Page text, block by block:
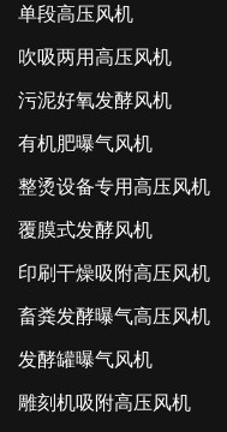
单段高压风机
吹吸两用高压风机
污泥好氧发酵风机
有机肥曝气风机
整烫设备专用高压风机
覆膜式发酵风机
印刷干燥吸附高压风机
畜粪发酵曝气高压风机
发酵罐曝气风机
雕刻机吸附高压风机